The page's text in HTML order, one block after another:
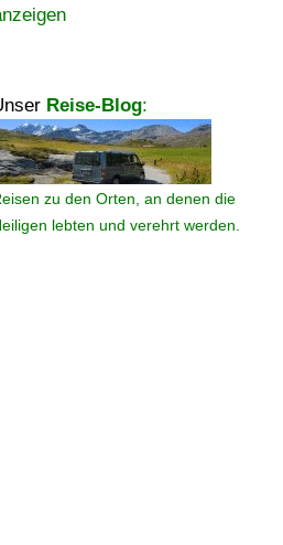
Reise-Blog:
zu den Orten, an denen die
lebten und verehrt werden.